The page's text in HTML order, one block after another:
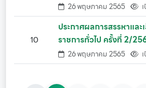
26 พฤษภาคม 2565
10
ประกาศผลการสรรหาแล
ราชการทั่วไป ครั้งที่ 2/
26 พฤษภาคม 2565